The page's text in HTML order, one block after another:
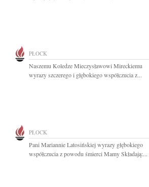
PŁOCK
Naszemu Koledze Mieczysławowi Mireckiemu
wyrazy szczerego i głębokiego współczucia z...
PŁOCK
Pani Mariannie Latosińskiej wyrazy głębokiego
współczucia z powodu śmierci Mamy Składają:...